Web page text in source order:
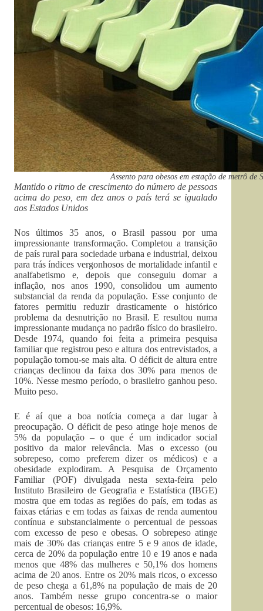
Assento para obesos em estação de metrô de
Mantido o ritmo de crescimento do número de pessoas
acima do peso, em dez anos o país terá se igualado
aos Estados Unidos
Nos últimos 35 anos, o Brasil passou por uma
impressionante transformação. Completou a transição
de país rural para sociedade urbana e industrial, deixou
para trás índices vergonhosos de mortalidade infantil e
analfabetismo e, depois que conseguiu domar a
inflação, nos anos 1990, consolidou um aumento
substancial da renda da população. Esse conjunto de
fatores permitiu reduzir drasticamente o histórico
problema da desnutrição no Brasil. E resultou numa
impressionante mudança no padrão físico do brasileiro.
Desde 1974, quando foi feita a primeira pesquisa
familiar que registrou peso e altura dos entrevistados, a
população tornou-se mais alta. O déficit de altura entre
crianças declinou da faixa dos 30% para menos de
10%. Nesse mesmo período, o brasileiro ganhou peso.
Muito peso.
E é aí que a boa notícia começa a dar lugar à
preocupação. O déficit de peso atinge hoje menos de
5% da população – o que é um indicador social
positivo da maior relevância. Mas o excesso (ou
sobrepeso, como preferem dizer os médicos) e a
obesidade explodiram. A Pesquisa de Orçamento
Familiar (POF) divulgada nesta sexta-feira pelo
Instituto Brasileiro de Geografia e Estatística (IBGE)
mostra que em todas as regiões do país, em todas as
faixas etárias e em todas as faixas de renda aumentou
contínua e substancialmente o percentual de pessoas
com excesso de peso e obesas. O sobrepeso atinge
mais de 30% das crianças entre 5 e 9 anos de idade,
cerca de 20% da população entre 10 e 19 anos e nada
menos que 48% das mulheres e 50,1% dos homens
acima de 20 anos. Entre os 20% mais ricos, o excesso
de peso chega a 61,8% na população de mais de 20
anos. Também nesse grupo concentra-se o maior
percentual de obesos: 16,9%.